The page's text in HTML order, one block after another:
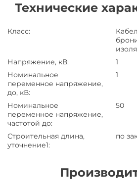
Технические
Класс:
Напряжение, кВ:
1
Номинальное
переменное напряжение,
до, кВ:
1
Номинальное
переменное напряжение,
частотой до:
50
Строительная длина,
уточнение1:
по